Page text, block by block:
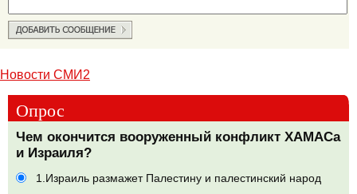
Новости СМИ2
Опрос
Чем окончится вооруженный конфликт ХАМАСа
и Израиля?
1.Израиль размажет Палестину и палестинский народ